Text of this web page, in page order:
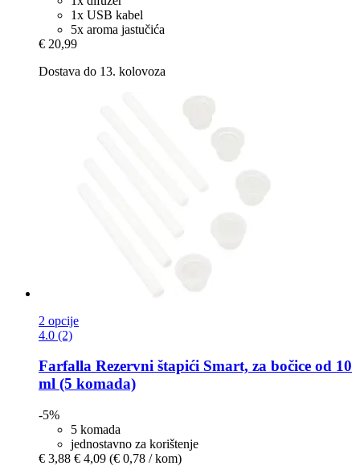
1x USB kabel
5x aroma jastučića
€ 20,99
Dostava do 13. kolovoza
2 opcije
4.0 (2)
Farfalla Rezervni štapići Smart, za bočice od 10
ml (5 komada)
-5%
5 komada
jednostavno za korištenje
€ 3,88 € 4,09 (€ 0,78 / kom)